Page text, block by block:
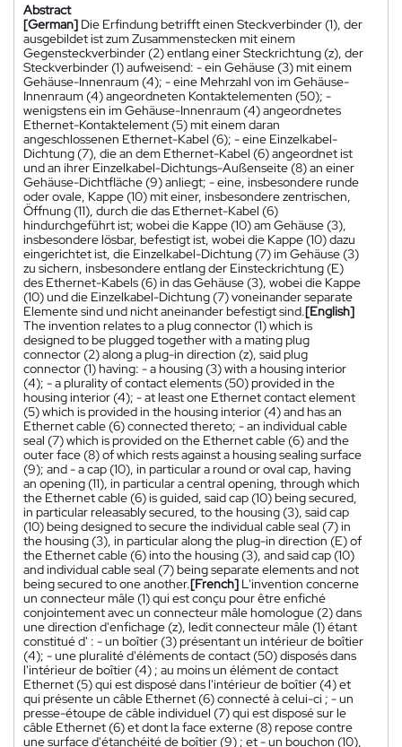
Abstract
[German] Die Erfindung betrifft einen Steckverbinder (1), der
ausgebildet ist zum Zusammenstecken mit einem
Gegensteckverbinder (2) entlang einer Steckrichtung (z), der
Steckverbinder (1) aufweisend: - ein Gehäuse (3) mit einem
Gehäuse-Innenraum (4); - eine Mehrzahl von im Gehäuse-
Innenraum (4) angeordneten Kontaktelementen (50); -
wenigstens ein im Gehäuse-Innenraum (4) angeordnetes
Ethernet-Kontaktelement (5) mit einem daran
angeschlossenen Ethernet-Kabel (6); - eine Einzelkabel-
Dichtung (7), die an dem Ethernet-Kabel (6) angeordnet ist
und an ihrer Einzelkabel-Dichtungs-Außenseite (8) an einer
Gehäuse-Dichtfläche (9) anliegt; - eine, insbesondere runde
oder ovale, Kappe (10) mit einer, insbesondere zentrischen,
Öffnung (11), durch die das Ethernet-Kabel (6)
hindurchgeführt ist; wobei die Kappe (10) am Gehäuse (3),
insbesondere lösbar, befestigt ist, wobei die Kappe (10) dazu
eingerichtet ist, die Einzelkabel-Dichtung (7) im Gehäuse (3)
zu sichern, insbesondere entlang der Einsteckrichtung (E)
des Ethernet-Kabels (6) in das Gehäuse (3), wobei die Kappe
(10) und die Einzelkabel-Dichtung (7) voneinander separate
Elemente sind und nicht aneinander befestigt sind.[English]
The invention relates to a plug connector (1) which is
designed to be plugged together with a mating plug
connector (2) along a plug-in direction (z), said plug
connector (1) having: - a housing (3) with a housing interior
(4); - a plurality of contact elements (50) provided in the
housing interior (4); - at least one Ethernet contact element
(5) which is provided in the housing interior (4) and has an
Ethernet cable (6) connected thereto; - an individual cable
seal (7) which is provided on the Ethernet cable (6) and the
outer face (8) of which rests against a housing sealing surface
(9); and - a cap (10), in particular a round or oval cap, having
an opening (11), in particular a central opening, through which
the Ethernet cable (6) is guided, said cap (10) being secured,
in particular releasably secured, to the housing (3), said cap
(10) being designed to secure the individual cable seal (7) in
the housing (3), in particular along the plug-in direction (E) of
the Ethernet cable (6) into the housing (3), and said cap (10)
and individual cable seal (7) being separate elements and not
being secured to one another.[French] L'invention concerne
un connecteur mâle (1) qui est conçu pour être enfiché
conjointement avec un connecteur mâle homologue (2) dans
une direction d'enfichage (z), ledit connecteur mâle (1) étant
constitué d' : - un boîtier (3) présentant un intérieur de boîtier
(4); - une pluralité d'éléments de contact (50) disposés dans
l'intérieur de boîtier (4) ; au moins un élément de contact
Ethernet (5) qui est disposé dans l'intérieur de boîtier (4) et
qui présente un câble Ethernet (6) connecté à celui-ci ; - un
presse-étoupe de câble individuel (7) qui est disposé sur le
câble Ethernet (6) et dont la face externe (8) repose contre
une surface d'étanchéité de boîtier (9) ; et - un bouchon (10),